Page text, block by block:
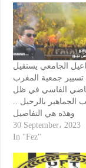
الجامعي يستقيل
جمعية المغرب
الفاسي في ظل
الجماهير بالرحيل ..
وهذه هي التفاصيل
30 September، 2023
In "Fez"